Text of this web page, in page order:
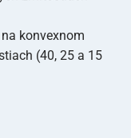
konvexnom
(40, 25 a 15